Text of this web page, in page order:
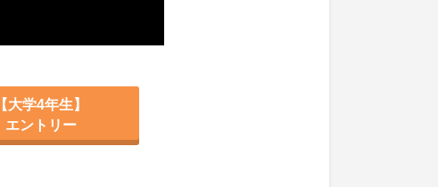
【大学4年生】
エントリー